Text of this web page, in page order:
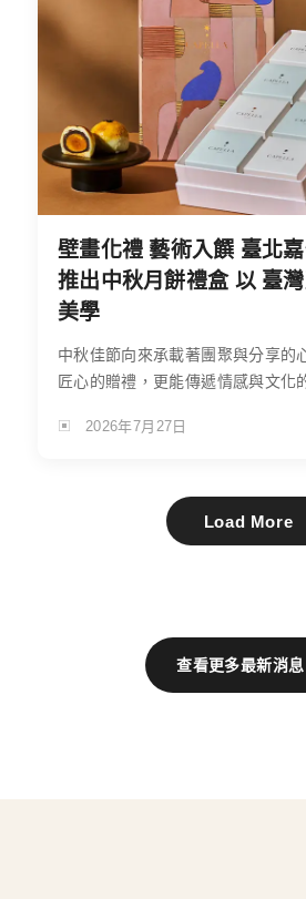
壁畫化禮 藝術入饌 臺北
推出中秋月餅禮盒 以 臺
美學
中秋佳節向來承載著團聚與分享的
匠心的贈禮，更能傳遞情感與文化
2026年7月27日
Load More
查看更多最新消息